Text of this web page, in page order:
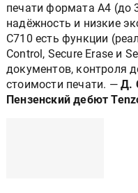
печати формата А4 (до
надёжность и низкие
C710 есть функции
Control, Secure Erase и
документов, контроля
стоимости печати. — Д.
Пензенский дебют